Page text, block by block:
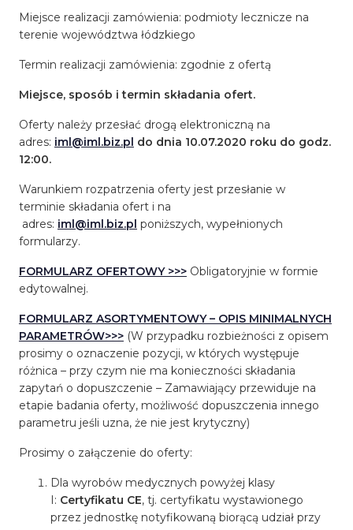
Miejsce realizacji zamówienia: podmioty lecznicze na
terenie województwa łódzkiego
Termin realizacji zamówienia: zgodnie z ofertą
Miejsce, sposób i termin składania ofert.
Oferty należy przesłać drogą elektroniczną na
adres: iml@iml.biz.pl do dnia 10.07.2020 roku do godz.
12:00.
Warunkiem rozpatrzenia oferty jest przesłanie w
terminie składania ofert i na
adres: iml@iml.biz.pl poniższych, wypełnionych
formularzy.
FORMULARZ OFERTOWY >>>Obligatoryjnie w formie
edytowalnej.
FORMULARZ ASORTYMENTOWY – OPIS MINIMALNYCH
PARAMETRÓW>>>(W przypadku rozbieżności z opisem
prosimy o oznaczenie pozycji, w których występuje
różnica – przy czym nie ma konieczności składania
zapytań o dopuszczenie – Zamawiający przewiduje na
etapie badania oferty, możliwość dopuszczenia innego
parametru jeśli uzna, że nie jest krytyczny)
Prosimy o załączenie do oferty:
Dla wyrobów medycznych powyżej klasy
I: Certyfikatu CE, tj. certyfikatu wystawionego
przez jednostkę notyfikowaną biorącą udział przy